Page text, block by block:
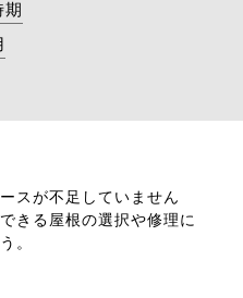
スが不足していません
きる屋根の選択や修理に
。